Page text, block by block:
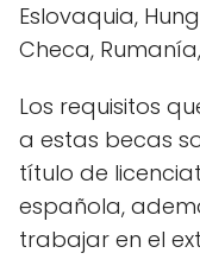
Eslovaquia,
Checa,
Los requisitos
a estas becas
título de
española,
trabajar en el